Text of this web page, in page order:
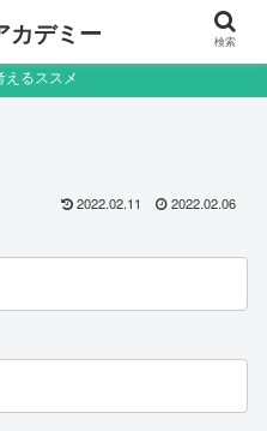
えるススメ
2022.02.11 2022.02.06
カデミー 検索